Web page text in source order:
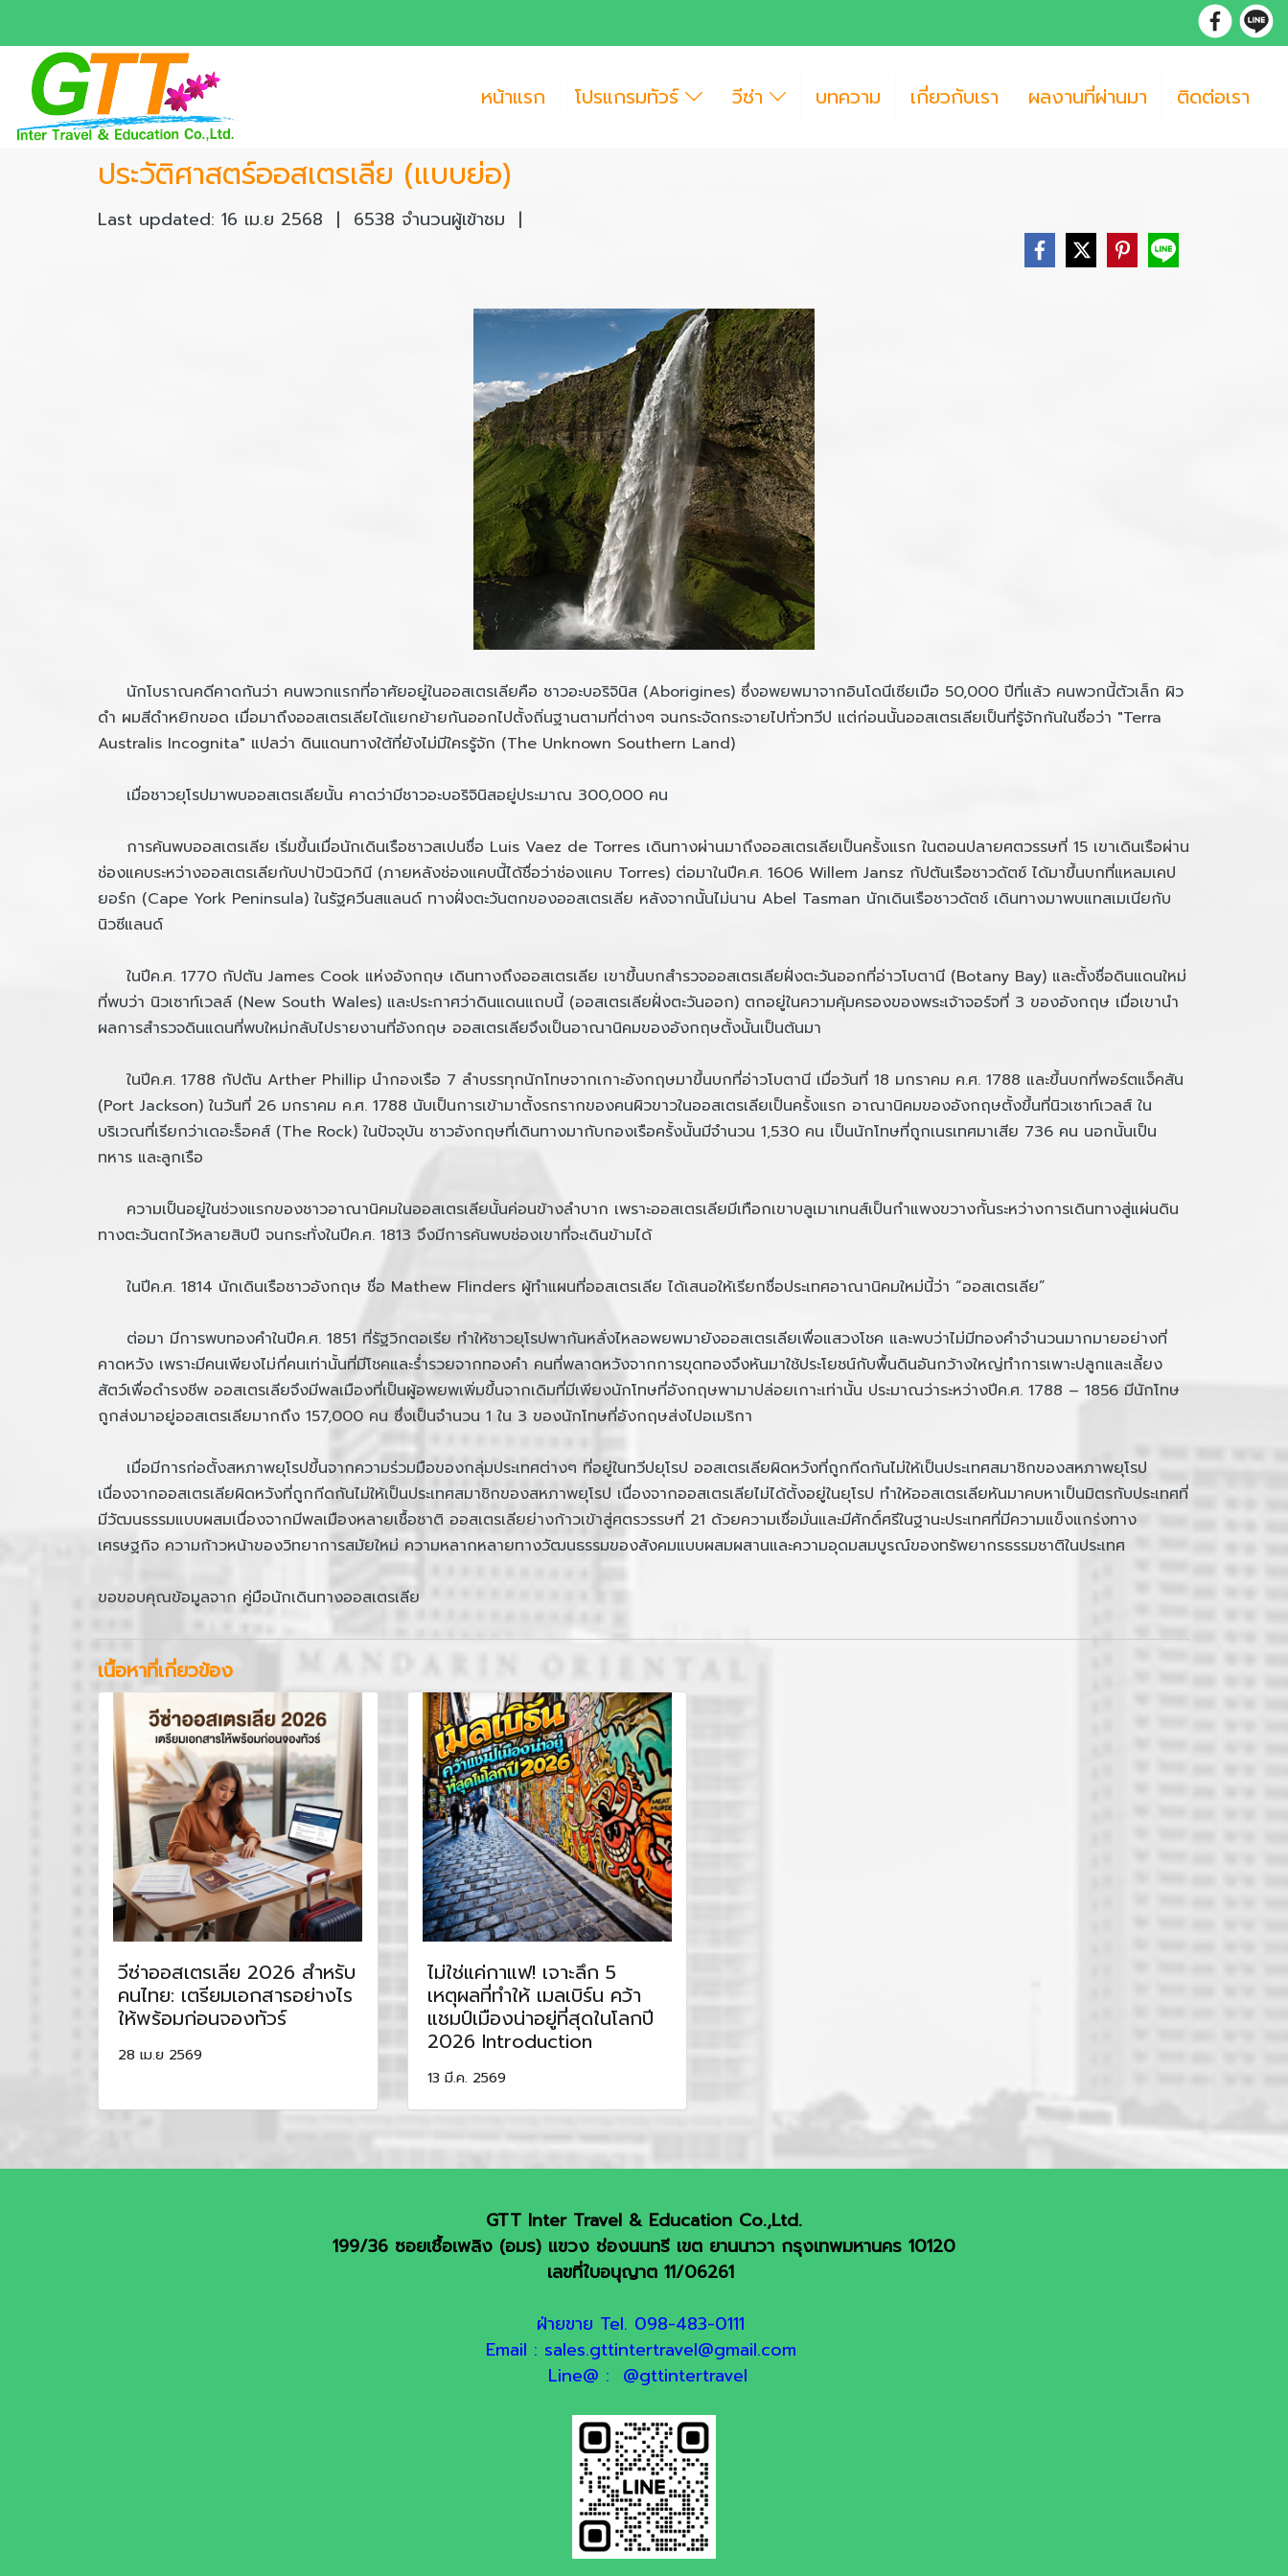
หน้าแรก โปรแกรมทัวร์ วีซ่า บทความ เกี่ยวกับเรา ผลงานที่ผ่านมา ติดต่อเรา
ประวัติศาสตร์ออสเตรเลีย (แบบย่อ)
Last updated: 16 เม.ย 2568 | 6538 จำนวนผู้เข้าชม |
นักโบราณคดีคาดกันว่า คนพวกแรกที่อาศัยอยู่ในออสเตรเลียคือ ชาวอะบอริจินิส (Aborigines) ซึ่งอพยพมาจากอินโดนีเซียเมือ 50,000 ปีที่แล้ว คนพวกนี้ตัวเล็ก ผิว
ดำ ผมสีดำหยิกขอด เมื่อมาถึงออสเตรเลียได้แยกย้ายกันออกไปตั้งถิ่นฐานตามที่ต่างๆ จนกระจัดกระจายไปทั่วทวีป แต่ก่อนนั้นออสเตรเลียเป็นที่รู้จักกันในชื่อว่า "Terra
Australis Incognita" แปลว่า ดินแดนทางใต้ที่ยังไม่มีใครรู้จัก (The Unknown Southern Land)
เมื่อชาวยุโรปมาพบออสเตรเลียนั้น คาดว่ามีชาวอะบอริจินิสอยู่ประมาณ 300,000 คน
การค้นพบออสเตรเลีย เริ่มขึ้นเมื่อนักเดินเรือชาวสเปนชื่อ Luis Vaez de Torres เดินทางผ่านมาถึงออสเตรเลียเป็นครั้งแรก ในตอนปลายศตวรรษที่ 15 เขาเดินเรือผ่าน
ช่องแคบระหว่างออสเตรเลียกับปาปัวนิวกินี (ภายหลังช่องแคบนี้ได้ชื่อว่าช่องแคบ Torres) ต่อมาในปีค.ศ. 1606 Willem Jansz กัปตันเรือชาวดัตซ์ ได้มาขึ้นบกที่แหลมเคป
ยอร์ก (Cape York Peninsula) ในรัฐควีนสแลนด์ ทางฝั่งตะวันตกของออสเตรเลีย หลังจากนั้นไม่นาน Abel Tasman นักเดินเรือชาวดัตช์ เดินทางมาพบแทสเมเนียกับ
นิวซีแลนด์
ในปีค.ศ. 1770 กัปตัน James Cook แห่งอังกฤษ เดินทางถึงออสเตรเลีย เขาขึ้นบกสำรวจออสเตรเลียฝั่งตะวันออกที่อ่าวโบตานี (Botany Bay) และตั้งชื่อดินแดนใหม่
ที่พบว่า นิวเซาท์เวลล์ (New South Wales) และประกาศว่าดินแดนแถบนี้ (ออสเตรเลียฝั่งตะวันออก) ตกอยู่ในความคุ้มครองของพระเจ้าจอร์จที่ 3 ของอังกฤษ เมื่อเขานำ
ผลการสำรวจดินแดนที่พบใหม่กลับไปรายงานที่อังกฤษ ออสเตรเลียจึงเป็นอาณานิคมของอังกฤษตั้งนั้นเป็นต้นมา
ในปีค.ศ. 1788 กัปตัน Arther Phillip นำกองเรือ 7 ลำบรรทุกนักโทษจากเกาะอังกฤษมาขึ้นบกที่อ่าวโบตานี เมื่อวันที่ 18 มกราคม ค.ศ. 1788 และขึ้นบกที่พอร์ตแจ็คสัน
(Port Jackson) ในวันที่ 26 มกราคม ค.ศ. 1788 นับเป็นการเข้ามาตั้งรกรากของคนผิวขาวในออสเตรเลียเป็นครั้งแรก อาณานิคมของอังกฤษตั้งขึ้นที่นิวเซาท์เวลส์ ใน
บริเวณที่เรียกว่าเดอะร็อคส์ (The Rock) ในปัจจุบัน ชาวอังกฤษที่เดินทางมากับกองเรือครั้งนั้นมีจำนวน 1,530 คน เป็นนักโทษที่ถูกเนรเทศมาเสีย 736 คน นอกนั้นเป็น
ทหาร และลูกเรือ
ความเป็นอยู่ในช่วงแรกของชาวอาณานิคมในออสเตรเลียนั้นค่อนข้างลำบาก เพราะออสเตรเลียมีเทือกเขาบลูเมาเทนส์เป็นกำแพงขวางกั้นระหว่างการเดินทางสู่แผ่นดิน
ทางตะวันตกไว้หลายสิบปี จนกระทั่งในปีค.ศ. 1813 จึงมีการค้นพบช่องเขาที่จะเดินข้ามได้
ในปีค.ศ. 1814 นักเดินเรือชาวอังกฤษ ชื่อ Mathew Flinders ผู้ทำแผนที่ออสเตรเลีย ได้เสนอให้เรียกชื่อประเทศอาณานิคมใหม่นี้ว่า “ออสเตรเลีย”
ต่อมา มีการพบทองคำในปีค.ศ. 1851 ที่รัฐวิกตอเรีย ทำให้ชาวยุโรปพากันหลั่งไหลอพยพมายังออสเตรเลียเพื่อแสวงโชค และพบว่าไม่มีทองคำจำนวนมากมายอย่างที่
คาดหวัง เพราะมีคนเพียงไม่กี่คนเท่านั้นที่มีโชคและร่ำรวยจากทองคำ คนที่พลาดหวังจากการขุดทองจึงหันมาใช้ประโยชน์กับพื้นดินอันกว้างใหญ่ทำการเพาะปลูกและเลี้ยง
สัตว์เพื่อดำรงชีพ ออสเตรเลียจึงมีพลเมืองที่เป็นผู้อพยพเพิ่มขึ้นจากเดิมที่มีเพียงนักโทษที่อังกฤษพามาปล่อยเกาะเท่านั้น ประมาณว่าระหว่างปีค.ศ. 1788 – 1856 มีนักโทษ
ถูกส่งมาอยู่ออสเตรเลียมากถึง 157,000 คน ซึ่งเป็นจำนวน 1 ใน 3 ของนักโทษที่อังกฤษส่งไปอเมริกา
เมื่อมีการก่อตั้งสหภาพยุโรปขึ้นจากความร่วมมือของกลุ่มประเทศต่างๆ ที่อยู่ในทวีปยุโรป ออสเตรเลียผิดหวังที่ถูกกีดกันไม่ให้เป็นประเทศสมาชิกของสหภาพยุโรป
เนื่องจากออสเตรเลียผิดหวังที่ถูกกีดกันไม่ให้เป็นประเทศสมาชิกของสหภาพยุโรป เนื่องจากออสเตรเลียไม่ได้ตั้งอยู่ในยุโรป ทำให้ออสเตรเลียหันมาคบหาเป็นมิตรกับประเทศที่
มีวัฒนธรรมแบบผสมเนื่องจากมีพลเมืองหลายเชื้อชาติ ออสเตรเลียย่างก้าวเข้าสู่ศตรวรรษที่ 21 ด้วยความเชื่อมั่นและมีศักดิ์ศรีในฐานะประเทศที่มีความแข็งแกร่งทาง
เศรษฐกิจ ความก้าวหน้าของวิทยาการสมัยใหม่ ความหลากหลายทางวัฒนธรรมของสังคมแบบผสมผสานและความอุดมสมบูรณ์ของทรัพยากรธรรมชาติในประเทศ
ขอขอบคุณข้อมูลจาก คู่มือนักเดินทางออสเตรเลีย
เนื้อหาที่เกี่ยวข้อง
วีซ่าออสเตรเลีย 2026 สำหรับ
คนไทย: เตรียมเอกสารอย่างไร
ให้พร้อมก่อนจองทัวร์
28 เม.ย 2569
ไม่ใช่แค่กาแฟ! เจาะลึก 5
เหตุผลที่ทำให้ เมลเบิร์น คว้า
แชมป์เมืองน่าอยู่ที่สุดในโลกปี
2026 Introduction
13 มี.ค. 2569
GTT Inter Travel & Education Co.,Ltd.
199/36 ซอยเชื้อเพลิง (อมร) แขวง ช่องนนทรี เขต ยานนาวา กรุงเทพมหานคร 10120
เลขที่ใบอนุญาต 11/06261
ฝ่ายขาย Tel. 098-483-0111
Email : sales.gttintertravel@gmail.com
Line@ : @gttintertravel